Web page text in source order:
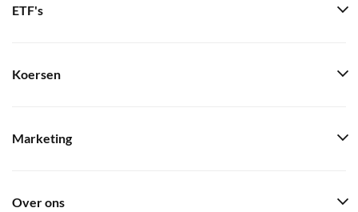
ETF's
Koersen
Marketing
Over ons